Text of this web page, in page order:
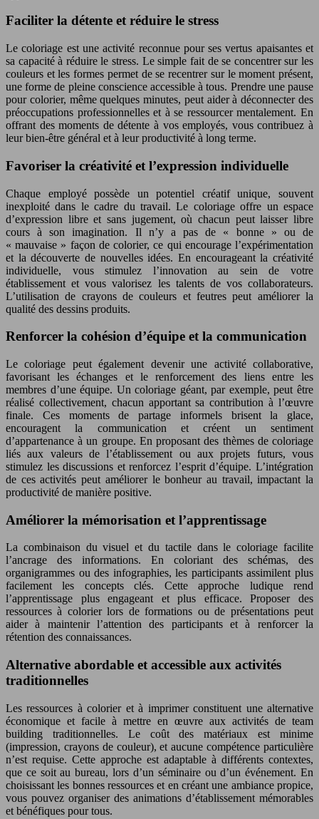
Faciliter la détente et réduire le stress
Le coloriage est une activité reconnue pour ses vertus apaisantes et
sa capacité à réduire le stress. Le simple fait de se concentrer sur les
couleurs et les formes permet de se recentrer sur le moment présent,
une forme de pleine conscience accessible à tous. Prendre une pause
pour colorier, même quelques minutes, peut aider à déconnecter des
préoccupations professionnelles et à se ressourcer mentalement. En
offrant des moments de détente à vos employés, vous contribuez à
leur bien-être général et à leur productivité à long terme.
Favoriser la créativité et l’expression individuelle
Chaque employé possède un potentiel créatif unique, souvent
inexploité dans le cadre du travail. Le coloriage offre un espace
d’expression libre et sans jugement, où chacun peut laisser libre
cours à son imagination. Il n’y a pas de « bonne » ou de
« mauvaise » façon de colorier, ce qui encourage l’expérimentation
et la découverte de nouvelles idées. En encourageant la créativité
individuelle, vous stimulez l’innovation au sein de votre
établissement et vous valorisez les talents de vos collaborateurs.
L’utilisation de crayons de couleurs et feutres peut améliorer la
qualité des dessins produits.
Renforcer la cohésion d’équipe et la communication
Le coloriage peut également devenir une activité collaborative,
favorisant les échanges et le renforcement des liens entre les
membres d’une équipe. Un coloriage géant, par exemple, peut être
réalisé collectivement, chacun apportant sa contribution à l’œuvre
finale. Ces moments de partage informels brisent la glace,
encouragent la communication et créent un sentiment
d’appartenance à un groupe. En proposant des thèmes de coloriage
liés aux valeurs de l’établissement ou aux projets futurs, vous
stimulez les discussions et renforcez l’esprit d’équipe. L’intégration
de ces activités peut améliorer le bonheur au travail, impactant la
productivité de manière positive.
Améliorer la mémorisation et l’apprentissage
La combinaison du visuel et du tactile dans le coloriage facilite
l’ancrage des informations. En coloriant des schémas, des
organigrammes ou des infographies, les participants assimilent plus
facilement les concepts clés. Cette approche ludique rend
l’apprentissage plus engageant et plus efficace. Proposer des
ressources à colorier lors de formations ou de présentations peut
aider à maintenir l’attention des participants et à renforcer la
rétention des connaissances.
Alternative abordable et accessible aux activités
traditionnelles
Les ressources à colorier et à imprimer constituent une alternative
économique et facile à mettre en œuvre aux activités de team
building traditionnelles. Le coût des matériaux est minime
(impression, crayons de couleur), et aucune compétence particulière
n’est requise. Cette approche est adaptable à différents contextes,
que ce soit au bureau, lors d’un séminaire ou d’un événement. En
choisissant les bonnes ressources et en créant une ambiance propice,
vous pouvez organiser des animations d’établissement mémorables
et bénéfiques pour tous.